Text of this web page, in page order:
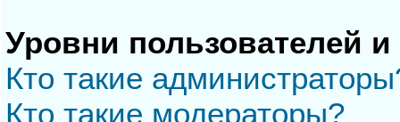
Уровни пользователей
Кто такие
Кто такие модераторы?